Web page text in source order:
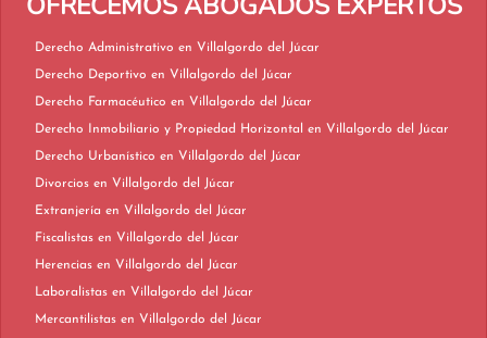
Derecho Administrativo en Villalgordo del Júcar
Derecho Deportivo en Villalgordo del Júcar
Derecho Farmacéutico en Villalgordo del Júcar
Derecho Inmobiliario y Propiedad Horizontal en Villalgordo del Júcar
Derecho Urbanístico en Villalgordo del Júcar
Divorcios en Villalgordo del Júcar
Extranjería en Villalgordo del Júcar
Fiscalistas en Villalgordo del Júcar
Herencias en Villalgordo del Júcar
Laboralistas en Villalgordo del Júcar
Mercantilistas en Villalgordo del Júcar